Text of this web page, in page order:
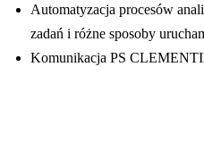
Automatyzacja procesów
zadań i różne sposoby
Komunikacja PS